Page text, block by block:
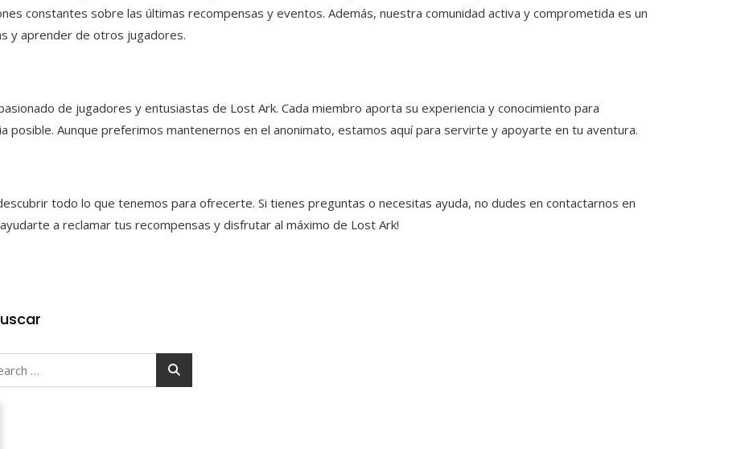
constantes sobre las últimas recompensas y eventos. Además, nuestra comunidad activa y comprometida es un
y aprender de otros jugadores.
de jugadores y entusiastas de Lost Ark. Cada miembro aporta su experiencia y conocimiento para
posible. Aunque preferimos mantenernos en el anonimato, estamos aquí para servirte y apoyarte en tu aventura.
todo lo que tenemos para ofrecerte. Si tienes preguntas o necesitas ayuda, no dudes en contactarnos en
ayudarte a reclamar tus recompensas y disfrutar al máximo de Lost Ark!